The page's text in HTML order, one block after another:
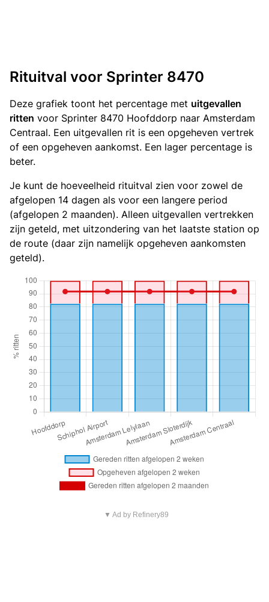
Rituitval voor Sprinter 8470
Deze grafiek toont het percentage met uitgevallen
ritten voor Sprinter 8470 Hoofddorp naar Amsterdam
Centraal. Een uitgevallen rit is een opgeheven vertrek
of een opgeheven aankomst. Een lager percentage is
beter.
Je kunt de hoeveelheid rituitval zien voor zowel de
afgelopen 14 dagen als voor een langere period
(afgelopen 2 maanden). Alleen uitgevallen vertrekken
zijn geteld, met uitzondering van het laatste station op
de route (daar zijn namelijk opgeheven aankomsten
geteld).
▼ Ad by Refinery89